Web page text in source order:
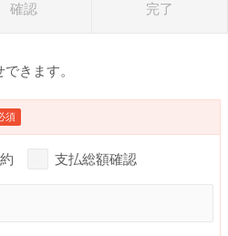
確認 完了
きます。
須
支払総額確認